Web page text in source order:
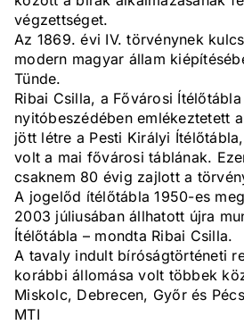
végzettséget.
Az 1869. évi IV. törvénynek
modern magyar állam
Tünde.
Ribai Csilla, a Fővárosi
nyitóbeszédében emlékeztetett
jött létre a Pesti Királyi
volt a mai fővárosi táblának.
csaknem 80 évig zajlott a
A jogelőd ítélőtábla 1950-es
2003 júliusában állhatott újra
Ítélőtábla – mondta Ribai Csilla.
A tavaly indult bíróságtörténeti
korábbi állomása volt többek
Miskolc, Debrecen, Győr és
MTI